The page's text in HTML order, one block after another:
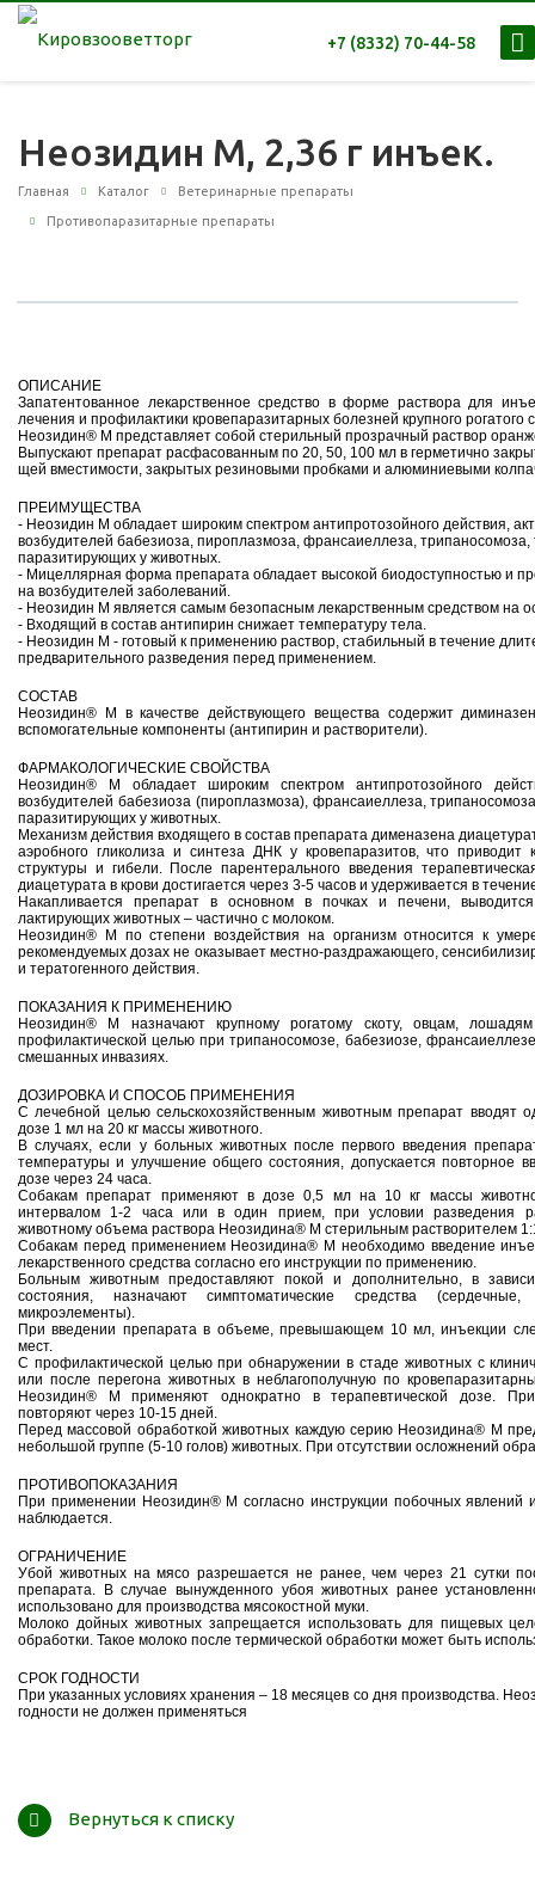
+7 (8332) 70-44-58
Неозидин М, 2,36 г инъек.
Главная Каталог Ветеринарные препараты
Противопаразитарные препараты
ОПИСАНИЕ
Запатентованное лекарственное средство в форме раствора для
лечения и профилактики кровепаразитарных болезней крупного рогатого
Неозидин® М представляет собой стерильный прозрачный раствор
Выпускают препарат расфасованным по 20, 50, 100 мл в герметично
щей вместимости, закрытых резиновыми пробками и алюминиевыми
ПРЕИМУЩЕСТВА
- Неозидин М обладает широким спектром антипротозойного действия,
возбудителей бабезиоза, пироплазмоза, франсаиеллеза, трипаносомоза,
паразитирующих у животных.
- Мицеллярная форма препарата обладает высокой биодоступностью и
на возбудителей заболеваний.
- Неозидин М является самым безопасным лекарственным средством на
- Входящий в состав антипирин снижает температуру тела.
- Неозидин М - готовый к применению раствор, стабильный в течение
предварительного разведения перед применением.
СОСТАВ
Неозидин® М в качестве действующего вещества содержит
вспомогательные компоненты (антипирин и растворители).
ФАРМАКОЛОГИЧЕСКИЕ СВОЙСТВА
Неозидин® М обладает широким спектром антипротозойного
возбудителей бабезиоза (пироплазмоза), франсаиеллеза,
паразитирующих у животных.
Механизм действия входящего в состав препарата дименазена
аэробного гликолиза и синтеза ДНК у кровепаразитов, что
структуры и гибели. После парентерального введения
диацетурата в крови достигается через 3-5 часов и удерживается в
Накапливается препарат в основном в почках и печени,
лактирующих животных – частично с молоком.
Неозидин® М по степени воздействия на организм относится к
рекомендуемых дозах не оказывает местно-раздражающего,
и тератогенного действия.
ПОКАЗАНИЯ К ПРИМЕНЕНИЮ
Неозидин® М назначают крупному рогатому скоту, овцам,
профилактической целью при трипаносомозе, бабезиозе,
смешанных инвазиях.
ДОЗИРОВКА И СПОСОБ ПРИМЕНЕНИЯ
С лечебной целью сельскохозяйственным животным препарат вводят
дозе 1 мл на 20 кг массы животного.
В случаях, если у больных животных после первого введения
температуры и улучшение общего состояния, допускается повторное
дозе через 24 часа.
Собакам препарат применяют в дозе 0,5 мл на 10 кг массы
интервалом 1-2 часа или в один прием, при условии разведения
животному объема раствора Неозидина® М стерильным растворителем
Собакам перед применением Неозидина® М необходимо введение
лекарственного средства согласно его инструкции по применению.
Больным животным предоставляют покой и дополнительно, в
состояния, назначают симптоматические средства
микроэлементы).
При введении препарата в объеме, превышающем 10 мл, инъекции
мест.
С профилактической целью при обнаружении в стаде животных с
или после перегона животных в неблагополучную по
Неозидин® М применяют однократно в терапевтической дозе. При
повторяют через 10‑15 дней.
Перед массовой обработкой животных каждую серию Неозидина® М
небольшой группе (5-10 голов) животных. При отсутствии осложнений
ПРОТИВОПОКАЗАНИЯ
При применении Неозидин® М согласно инструкции побочных явлений
наблюдается.
ОГРАНИЧЕНИЕ
Убой животных на мясо разрешается не ранее, чем через 21 сутки
препарата. В случае вынужденного убоя животных ранее
использовано для производства мясокостной муки.
Молоко дойных животных запрещается использовать для пищевых
обработки. Такое молоко после термической обработки может быть
СРОК ГОДНОСТИ
При указанных условиях хранения – 18 месяцев со дня производства.
годности не должен применяться
Вернуться к списку